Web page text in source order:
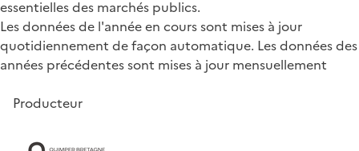
essentielles des marchés publics.
Les données de l'année en cours sont mises à jour
quotidiennement de façon automatique. Les données des
années précédentes sont mises à jour mensuellement
Producteur